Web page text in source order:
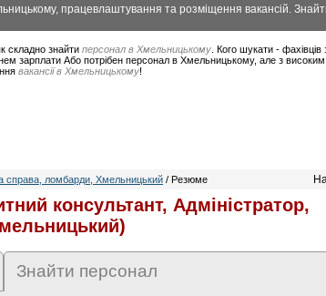
працевлаштування та розміщення вакансій.
складно знайти персонал в Хмельницькому . Кого шукати -
зарплати Або потрібен персонал в Хмельницькому, але з
вакансії в Хмельницькому!
справа, ломбарди, Хмельницький / Резюме
консультант, Адміністратор,
Знайти персонал